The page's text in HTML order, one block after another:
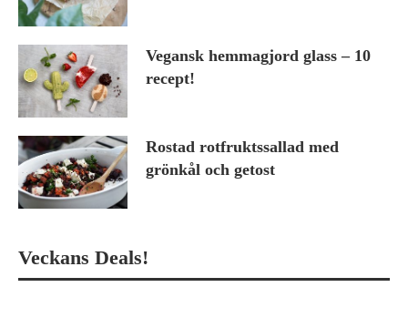
Vegansk hemmagjord glass – 10
recept!
Rostad rotfruktssallad med
grönkål och getost
Veckans Deals!